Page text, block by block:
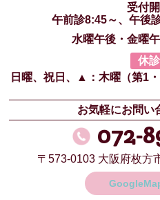
受付
午前診8:45～、午後
水曜午後・金曜
休
日曜、祝日、
▲：木曜（第1・
お気軽にお問い
072-
〒573-0103 大阪府枚方